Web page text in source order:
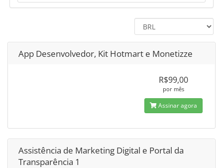
App Desenvolvedor, Kit Hotmart e Monetizze
R$99,00
por mês
Assinar agora
Assistência de Marketing Digital e Portal da
Transparência 1